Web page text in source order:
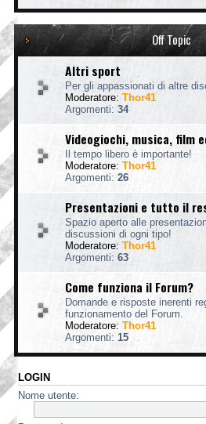
Off Topic
Altri sport
Per gli appassionati di altre
Moderatore: Thor41
Argomenti: 34
Videogiochi, musica, film
Il tempo libero è importante!
Moderatore: Thor41
Argomenti: 26
Presentazioni e tutto il
Spazio aperto alle
discussioni di ogni tipo!
Moderatore: Thor41
Argomenti: 63
Come funziona il Forum?
Domande e risposte inerenti
funzionamento del Forum.
Moderatore: Thor41
Argomenti: 15
LOGIN
Nome utente: